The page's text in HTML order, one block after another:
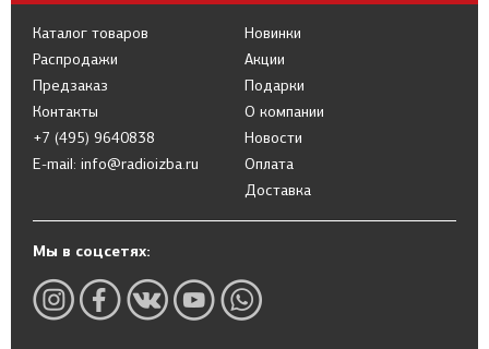
Каталог товаров
Распродажи
Предзаказ
Новинки
Акции
Подарки
Контакты
+7 (495) 9640838
E-mail: info@radioizba.ru
О компании
Новости
Оплата
Доставка
Мы в соцсетях: